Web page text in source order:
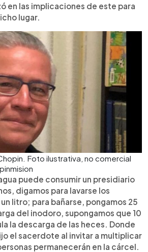
en las implicaciones de este para
lugar.
Foto ilustrativa, no comercial
puede consumir un presidiario
digamos para lavarse los
litro; para bañarse, pongamos 25
del inodoro, supongamos que 10
la descarga de las heces. Donde
el sacerdote al invitar a multiplicar
permanecerán en la cárcel.